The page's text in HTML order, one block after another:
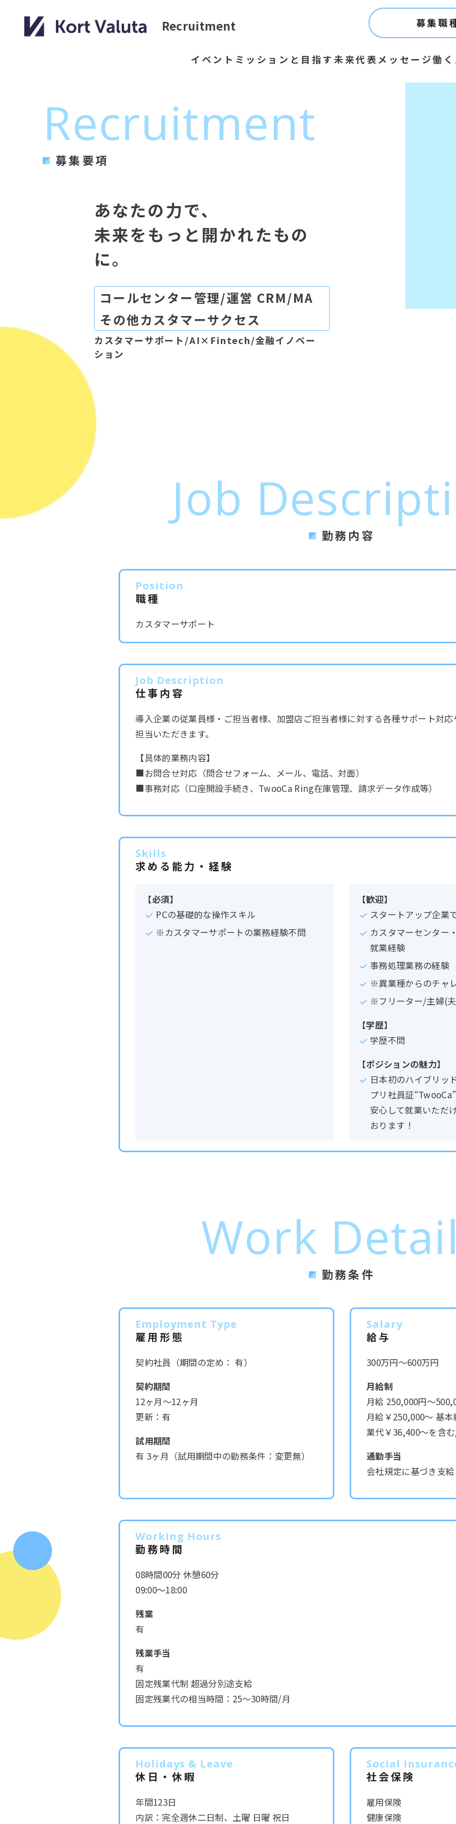
Recruitment 募集職
イベント ミッションと目指す未来代表メッセージ働
Recruitment
募集要項
あなたの力で、
未来をもっと開かれたもの
に。
コールセンター管理/運営 CRM/MA
その他カスタマーサクセス
カスタマーサポート/AI×Fintech/金融イノベー
ション
Job
勤務内容
Position
職種
カスタマーサポート
Job Description
仕事内容
導入企業の従業員様・ご担当者様、加盟店ご担当者様に対する各種サポート対
担当いただきます。
【具体的業務内容】
■お問合せ対応（問合せフォーム、メール、電話、対面）
■事務対応（口座開設手続き、TwooCa Ring在庫管理、請求データ作成等）
Skills
求める能力・経験
【必須】
PCの基礎的な操作スキル
※カスタマーサポートの業務経験不問
【歓迎】
スタートアップ企業
カスタマーセンター
就業経験
事務処理業務の経験
※異業種からのチャ
※フリーター/主婦(
【学歴】
学歴不問
【ポジションの魅力】
日本初のハイブリッ
プリ社員証
安心して就業いただ
おります！
Work
勤務条件
Employment Type
雇用形態
契約社員（期間の定め： 有）
契約期間
12ヶ月～12ヶ月
更新：有
試用期間
有 3ヶ月（試用期間中の勤務条件：変更無）
Salary
給与
300万円～600万円
月給制
月給 250,000円～
月給￥250,000～ 基
業代￥36,400～を含
通勤手当
会社規定に基づき支
Working Hours
勤務時間
08時間00分 休憩60分
09:00～18:00
残業
有
残業手当
有
固定残業代制 超過分別途支給
固定残業代の相当時間：25～30時間/月
Holidays & Leave
休日・休暇
年間123日
内訳：完全週休二日制、土曜 日曜 祝日
Social
社会保険
雇用保険
健康保険